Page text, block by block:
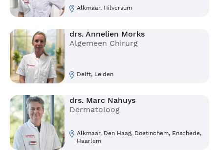
Alkmaar, Hilversum
drs. Annelien Morks
Algemeen Chirurg
Delft, Leiden
drs. Marc Nahuys
Dermatoloog
Alkmaar, Den Haag, Doetinchem, Enschede,
Haarlem